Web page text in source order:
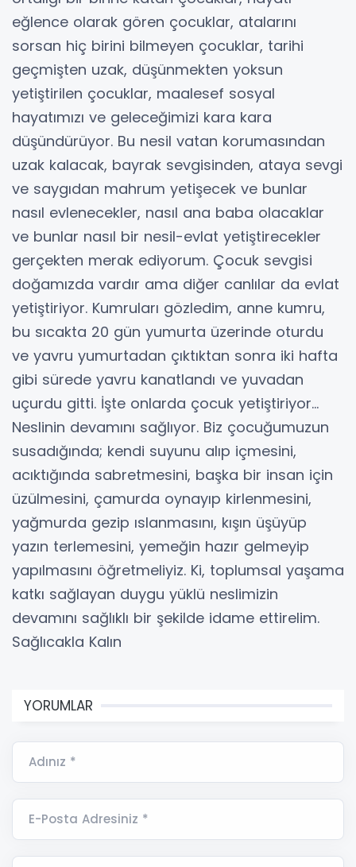
eğlence olarak gören çocuklar, atalarını
sorsan hiç birini bilmeyen çocuklar, tarihi
geçmişten uzak, düşünmekten yoksun
yetiştirilen çocuklar, maalesef sosyal
hayatımızı ve geleceğimizi kara kara
düşündürüyor. Bu nesil vatan korumasından
uzak kalacak, bayrak sevgisinden, ataya sevgi
ve saygıdan mahrum yetişecek ve bunlar
nasıl evlenecekler, nasıl ana baba olacaklar
ve bunlar nasıl bir nesil-evlat yetiştirecekler
gerçekten merak ediyorum. Çocuk sevgisi
doğamızda vardır ama diğer canlılar da evlat
yetiştiriyor. Kumruları gözledim, anne kumru,
bu sıcakta 20 gün yumurta üzerinde oturdu
ve yavru yumurtadan çıktıktan sonra iki hafta
gibi sürede yavru kanatlandı ve yuvadan
uçurdu gitti. İşte onlarda çocuk yetiştiriyor…
Neslinin devamını sağlıyor. Biz çocuğumuzun
susadığında; kendi suyunu alıp içmesini,
acıktığında sabretmesini, başka bir insan için
üzülmesini, çamurda oynayıp kirlenmesini,
yağmurda gezip ıslanmasını, kışın üşüyüp
yazın terlemesini, yemeğin hazır gelmeyip
yapılmasını öğretmeliyiz. Ki, toplumsal yaşama
katkı sağlayan duygu yüklü neslimizin
devamını sağlıklı bir şekilde idame ettirelim.
Sağlıcakla Kalın
YORUMLAR
Adınız *
E-Posta Adresiniz *